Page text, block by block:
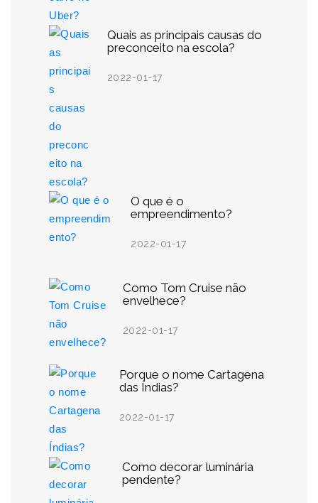
Quais as principais causas do
preconceito na escola?
2022-01-17
O que é o
empreendimento?
2022-01-17
Como Tom Cruise não
envelhece?
2022-01-17
Porque o nome Cartagena
das Índias?
2022-01-17
Como decorar luminária
pendente?